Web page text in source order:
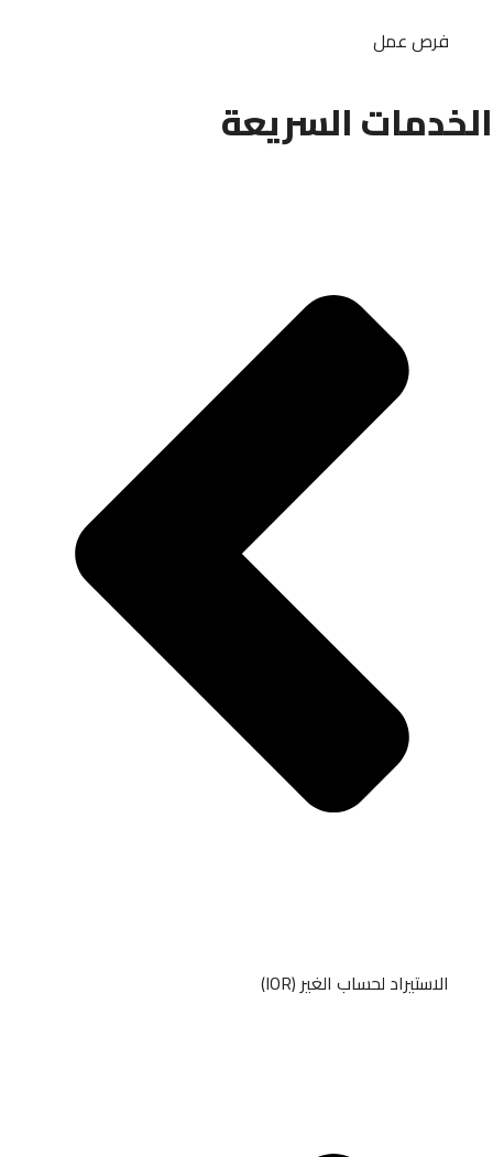
فرص عمل
الخدمات السريعة
الاستيراد لحساب الغير (IOR)